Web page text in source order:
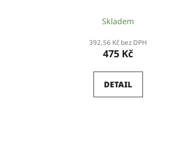
Skladem
392,56 Kč bez DPH
475 Kč
DETAIL